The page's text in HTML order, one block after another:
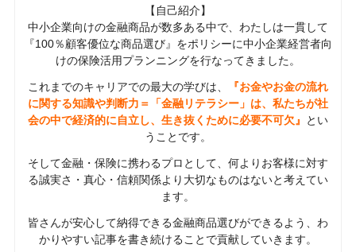
【自己紹介】
中小企業向けの金融商品が数多ある中で、わたしは一貫して
『100％顧客優位な商品選び』をポリシーに中小企業経営者向
けの保険活用プランニングを行なってきました。
これまでのキャリアでの最大の学びは、
『お金やお金の流れ
に関する知識や判断力＝「金融リテラシー」は、私たちが社
会の中で経済的に自立し、生き抜くために必要不可欠』
とい
うことです。
そして金融・保険に携わるプロとして、何よりお客様に対す
る誠実さ・真心・信頼関係より大切なものはないと考えてい
ます。
皆さんが安心して納得できる金融商品選びができるよう、わ
かりやすい記事を書き続けることで貢献していきます。